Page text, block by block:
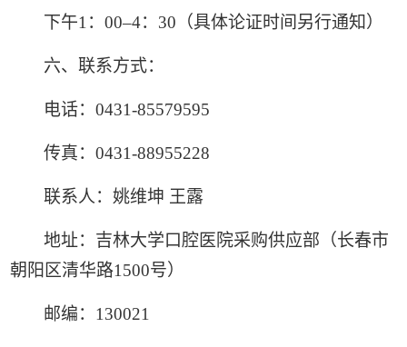
下午1 ：00–4： 30 （具体论证时间另行通知）
六、联系方式：
电话：0431-85579595
传真：0431-88955228
联系人：姚维坤 王露
地址：吉林大学口腔医院采购供应部（长春市
朝阳区清华路1500号）
邮编： 130021